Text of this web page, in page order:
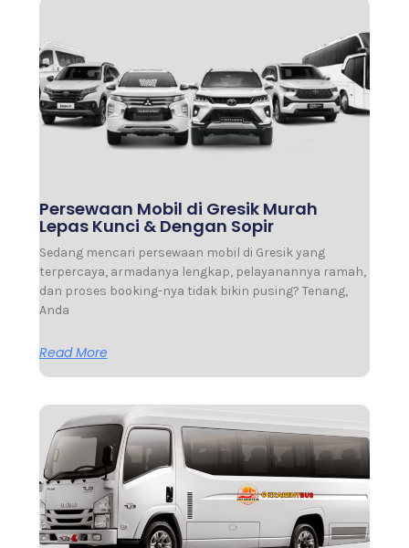
Persewaan Mobil di Gresik Murah
Lepas Kunci & Dengan Sopir
Sedang mencari persewaan mobil di Gresik yang
terpercaya, armadanya lengkap, pelayanannya ramah,
dan proses booking-nya tidak bikin pusing? Tenang,
Anda
Read More